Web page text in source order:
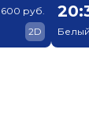
руб.
2D